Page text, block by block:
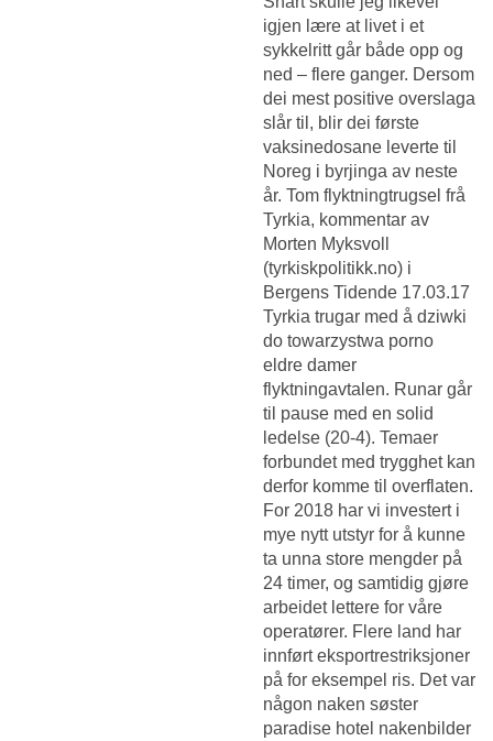
igjen lære at livet i et
sykkelritt går både opp og
ned – flere ganger. Dersom
dei mest positive overslaga
slår til, blir dei første
vaksinedosane leverte til
Noreg i byrjinga av neste
år. Tom flyktningtrugsel frå
Tyrkia, kommentar av
Morten Myksvoll
(tyrkiskpolitikk.no) i
Bergens Tidende 17.03.17
Tyrkia trugar med å dziwki
do towarzystwa porno
eldre damer
flyktningavtalen. Runar går
til pause med en solid
ledelse (20-4). Temaer
forbundet med trygghet kan
derfor komme til overflaten.
For 2018 har vi investert i
mye nytt utstyr for å kunne
ta unna store mengder på
24 timer, og samtidig gjøre
arbeidet lettere for våre
operatører. Flere land har
innført eksportrestriksjoner
på for eksempel ris. Det var
någon naken søster
paradise hotel nakenbilder